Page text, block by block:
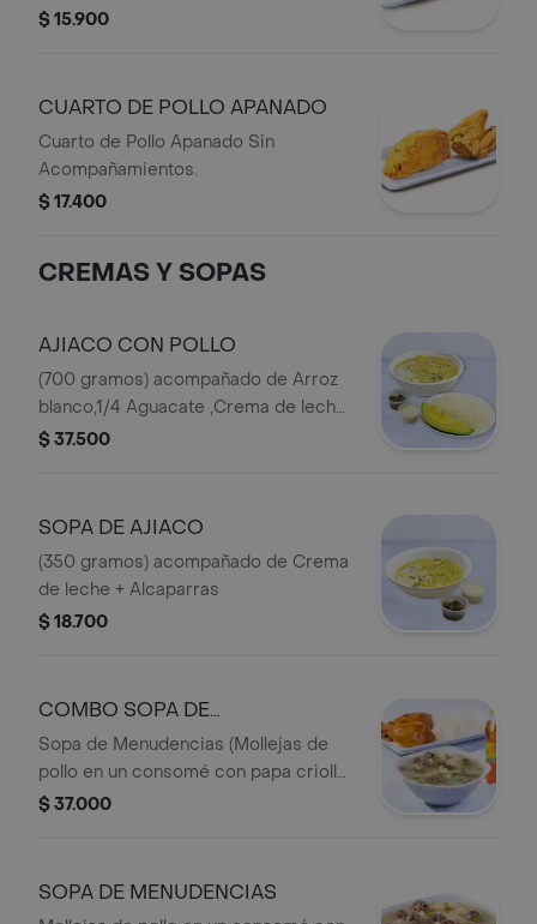
$ 15.900
CUARTO DE POLLO APANADO
Cuarto de Pollo Apanado Sin
Acompañamientos.
$ 17.400
CREMAS Y SOPAS
AJIACO CON POLLO
(700 gramos) acompañado de Arroz
blanco,1/4 Aguacate ,Crema de leche,
Alcaparras
$ 37.500
SOPA DE AJIACO
(350 gramos) acompañado de Crema
de leche + Alcaparras
$ 18.700
COMBO SOPA DE
MENUDENCIAS
Sopa de Menudencias (Mollejas de
pollo en un consomé con papa criolla
y pastusa + arveja y un toque de
personal en botella.
$ 37.000
SOPA DE MENUDENCIAS